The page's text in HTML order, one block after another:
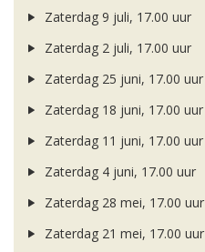
Zaterdag 9 juli, 17.00 uur
Zaterdag 2 juli, 17.00 uur
Zaterdag 25 juni, 17.00 uur
Zaterdag 18 juni, 17.00 uur
Zaterdag 11 juni, 17.00 uur
Zaterdag 4 juni, 17.00 uur
Zaterdag 28 mei, 17.00 uur
Zaterdag 21 mei, 17.00 uur